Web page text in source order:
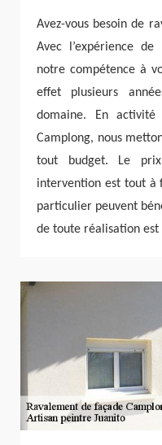
Avez-vous besoin de
Avec l’expérience
notre compétence à
effet plusieurs
domaine. En
Camplong, nous
tout budget. Le
intervention est tout à
particulier peuvent
de toute réalisation